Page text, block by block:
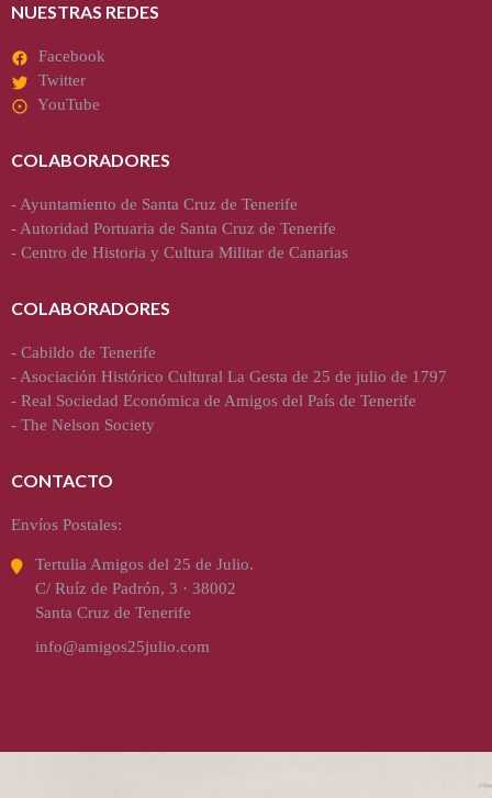
NUESTRAS REDES
Facebook
Twitter
YouTube
COLABORADORES
-Ayuntamiento de Santa Cruz de Tenerife
-Autoridad Portuaria de Santa Cruz de Tenerife
- Centro de Historia y Cultura Militar de Canarias
COLABORADORES
- Cabildo de Tenerife
-Asociación Histórico Cultural La Gesta de 25 de julio de 1797
- Real Sociedad Económica de Amigos del País de Tenerife
- The Nelson Society
CONTACTO
Envíos Postales:
Tertulia Amigos del 25 de Julio.
C/ Ruíz de Padrón, 3 · 38002
Santa Cruz de Tenerife
info@amigos25julio.com